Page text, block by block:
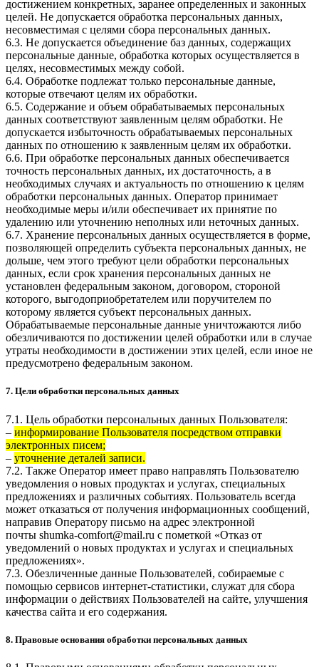
достижением конкретных, заранее определенных и законных
целей. Не допускается обработка персональных данных,
несовместимая с целями сбора персональных данных.
6.3. Не допускается объединение баз данных, содержащих
персональные данные, обработка которых осуществляется в
целях, несовместимых между собой.
6.4. Обработке подлежат только персональные данные,
которые отвечают целям их обработки.
6.5. Содержание и объем обрабатываемых персональных
данных соответствуют заявленным целям обработки. Не
допускается избыточность обрабатываемых персональных
данных по отношению к заявленным целям их обработки.
6.6. При обработке персональных данных обеспечивается
точность персональных данных, их достаточность, а в
необходимых случаях и актуальность по отношению к целям
обработки персональных данных. Оператор принимает
необходимые меры и/или обеспечивает их принятие по
удалению или уточнению неполных или неточных данных.
6.7. Хранение персональных данных осуществляется в форме,
позволяющей определить субъекта персональных данных, не
дольше, чем этого требуют цели обработки персональных
данных, если срок хранения персональных данных не
установлен федеральным законом, договором, стороной
которого, выгодоприобретателем или поручителем по
которому является субъект персональных данных.
Обрабатываемые персональные данные уничтожаются либо
обезличиваются по достижении целей обработки или в случае
утраты необходимости в достижении этих целей, если иное не
предусмотрено федеральным законом.
7. Цели обработки персональных данных
7.1. Цель обработки персональных данных Пользователя:
– информирование Пользователя посредством отправки
электронных писем;
– уточнение деталей записи.
7.2. Также Оператор имеет право направлять Пользователю
уведомления о новых продуктах и услугах, специальных
предложениях и различных событиях. Пользователь всегда
может отказаться от получения информационных сообщений,
направив Оператору письмо на адрес электронной
почты shumka-comfort@mail.ru с пометкой «Отказ от
уведомлений о новых продуктах и услугах и специальных
предложениях».
7.3. Обезличенные данные Пользователей, собираемые с
помощью сервисов интернет-статистики, служат для сбора
информации о действиях Пользователей на сайте, улучшения
качества сайта и его содержания.
8. Правовые основания обработки персональных данных